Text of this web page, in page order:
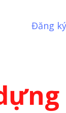
Đăng